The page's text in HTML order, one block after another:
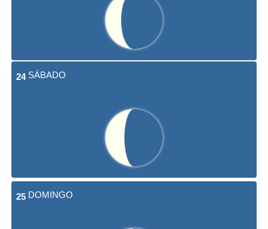
24 SÁBADO
25 DOMINGO